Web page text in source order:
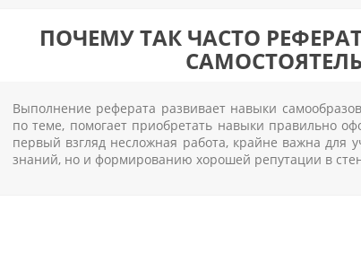
ПОЧЕМУ ТАК ЧАСТО
Выполнение реферата развивает навыки
по теме, помогает приобретать навыки правильно
первый взгляд несложная работа, крайне важна для
знаний, но и формированию хорошей репутации в